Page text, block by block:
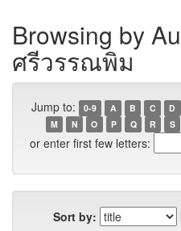
Browsing by
ศรีวรรณพิม
Jump to: 0-9 A B C D
M
N O P Q R S
or enter first few letters:
Sort by: